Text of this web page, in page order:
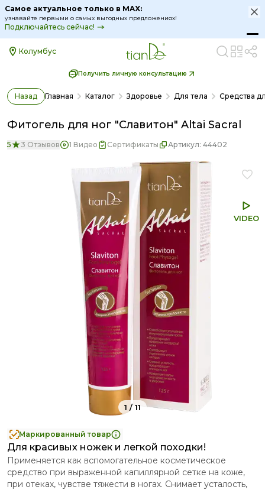
Самое актуальное только в MAX:
узнавайте первыми о самых выгодных предложениях!
Подключайтесь сейчас!
Колумбус
Получить личную консультацию
Назад Главная Каталог Здоровье Для тела Средства
Фитогель для ног "Славитон" Altai Sacral
5 3 Отзывов 1 Видео Сертификаты Артикул: 44402
VIDEO
1 /11
Маркированный товар
Для красивых ножек и легкой походки!
Применяется как вспомогательное косметическое
средство при выраженной капиллярной сетке на коже,
при отеках, чувстве тяжести в ногах. Снимает усталость,